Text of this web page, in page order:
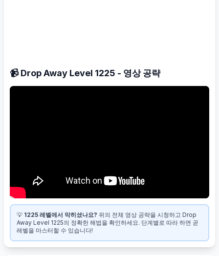
📹 Drop Away Level 1225 - 영상 공략
💡 1225 레벨에서 막히셨나요? 위의 전체 영상 공략을 시청하고 Drop
Away Level 1225의 정확한 해법을 확인하세요. 단계별로 따라 하면 곧
레벨을 마스터할 수 있습니다!